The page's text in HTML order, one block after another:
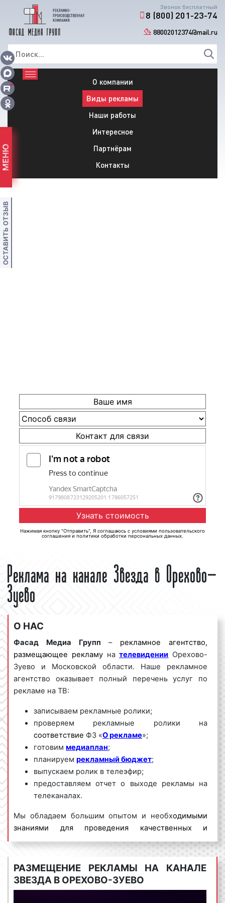
Звонок бесплатный
8 (800) 201-23-74
88002012374@mail.ru
О компании
Виды рекламы
Наши работы
Интересное
Партнёрам
Контакты
Нажимая кнопку "Отправить", Я соглашаюсь с условиями пользовательского
соглашения и политики обработки персональных данных
Реклама на канале Звезда в Орехово-
Зуево
О НАС
Фасад Медиа Групп – рекламное агентство,
размещающее рекламу нателевидении Орехово-
Зуево и Московской области. Наше рекламное
агентство оказывает полный перечень услуг по
рекламе на ТВ:
записываем рекламные ролики;
проверяем рекламные ролики на
соответствие ФЗ «О рекламе»;
готовим медиаплан;
планируем рекламный бюджет;
выпускаем ролик в телеэфир;
предоставляем отчет о выходе рекламы на
телеканалах.
Мы обладаем большим опытом и необходимыми
знаниями для проведения качественных и
эффективных рекламных кампаний на ТВ. Для
получения коммерческого предложения по
размещению рекламы на телевидении в Орехово-
Зуевои Московской области необходимо
обращаться по телефону:8 800 201-23-74 или
РАЗМЕЩЕНИЕ РЕКЛАМЫ НА КАНАЛЕ
ЗВЕЗДА В ОРЕХОВО-ЗУЕВО
МЕНЮ
ОСТАВИТЬ ОТЗЫВ